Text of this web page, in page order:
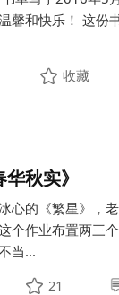
馨和快乐！ 这份
收藏
秋实》
心的《繁星》，
个作业布置两三
当...
21